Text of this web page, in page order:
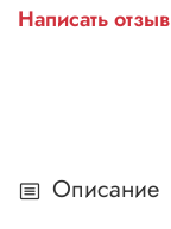
Написать отзыв
Описание